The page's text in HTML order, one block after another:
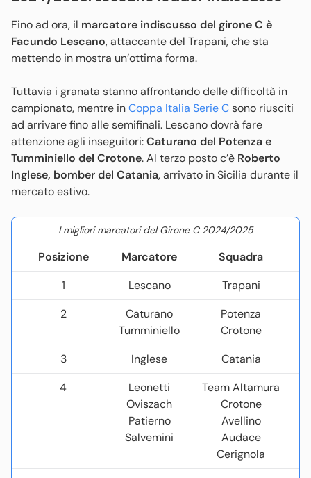
Fino ad ora, il marcatore indiscusso del girone C è
Facundo Lescano, attaccante del Trapani, che sta
mettendo in mostra un’ottima forma.
Tuttavia i granata stanno affrontando delle difficoltà in
campionato, mentre inCoppa Italia Serie Csono riusciti
ad arrivare fino alle semifinali. Lescano dovrà fare
attenzione agli inseguitori:Caturano del Potenza e
Tumminiello del Crotone. Al terzo posto c’è Roberto
Inglese, bomber del Catania, arrivato in Sicilia durante il
mercato estivo.
Posizione Marcatore
Squadra
1
Lescano
Trapani
2
Caturano
Tumminiello
Potenza
Crotone
3
Inglese
Catania
4
Leonetti
Oviszach
Patierno
Salvemini
Team Altamura
Crotone
Avellino
Audace
Cerignola
I migliori marcatori del Girone C 2024/2025